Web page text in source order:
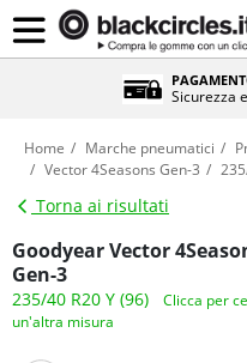
Sicurezza
Home Marche pneumatici
Vector 4Seasons Gen-3
Torna ai risultati
Goodyear Vector
Gen-3
235/40 R20 Y (96)
Clicca per
un'altra misura